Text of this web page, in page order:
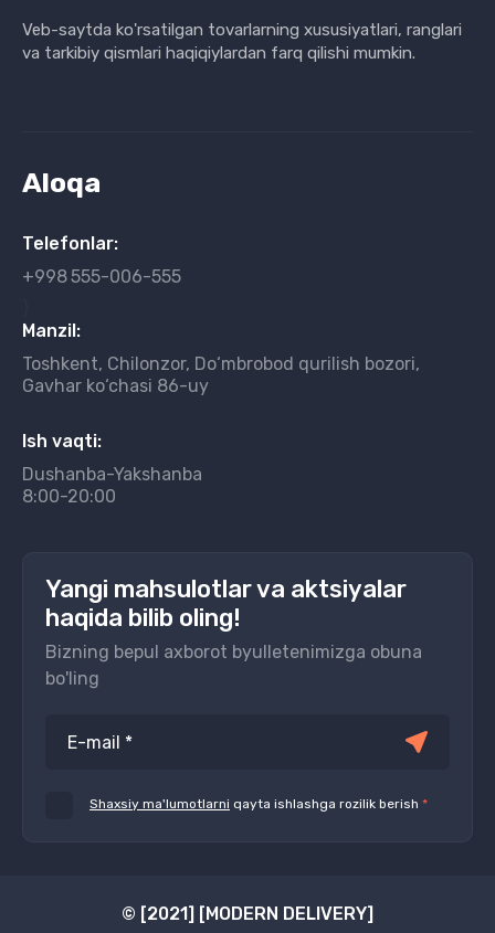
Veb-saytda ko'rsatilgan tovarlarning xususiyatlari, ranglari
va tarkibiy qismlari haqiqiylardan farq qilishi mumkin.
Aloqa
Telefonlar:
+998555-006-555
Manzil:
Toshkent, Chilonzor, Do‘mbrobod qurilish bozori,
Gavhar ko‘chasi 86-uy
Ish vaqti:
Dushanba-Yakshanba
8:00-20:00
Yangi mahsulotlar va aktsiyalar
haqida bilib oling!
Bizning bepul axborot byulletenimizga obuna
bo'ling
Shaxsiy ma'lumotlarni qayta ishlashga rozilik berish *
© [2021] [MODERN DELIVERY]